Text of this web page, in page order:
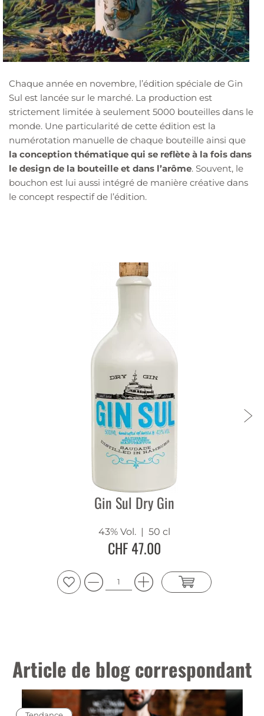
Chaque année en novembre, l’édition spéciale de Gin
Sul est lancée sur le marché. La production est
strictement limitée à seulement 5000 bouteilles dans le
monde. Une particularité de cette édition est la
numérotation manuelle de chaque bouteille ainsi que
la conception thématique qui se reflète à la fois dans
le design de la bouteille et dans l’arôme. Souvent, le
bouchon est lui aussi intégré de manière créative dans
le concept respectif de l’édition.
Gin Sul Dry Gin
43% Vol. | 50 cl
CHF 47.00
Article de blog correspondant